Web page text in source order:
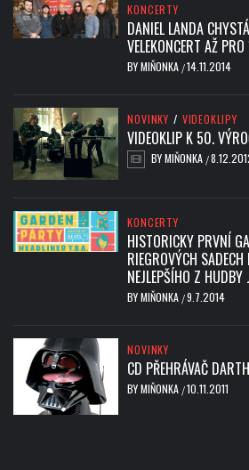
KONCERTY
DANIEL LANDA
VELEKONCERT AŽ
BYMIŇONKA /14.11.2014
NOVINKY / VIDEOKLIPY
VIDEOKLIP K 50.
BYMIŇONKA /
KONCERTY
HISTORICKY PRVNÍ
RIEGROVÝCH
NEJLEPŠÍHO Z
BYMIŇONKA /9.7.2014
NOVINKY
CD PŘEHRÁVAČ
BYMIŇONKA /10.11.2011